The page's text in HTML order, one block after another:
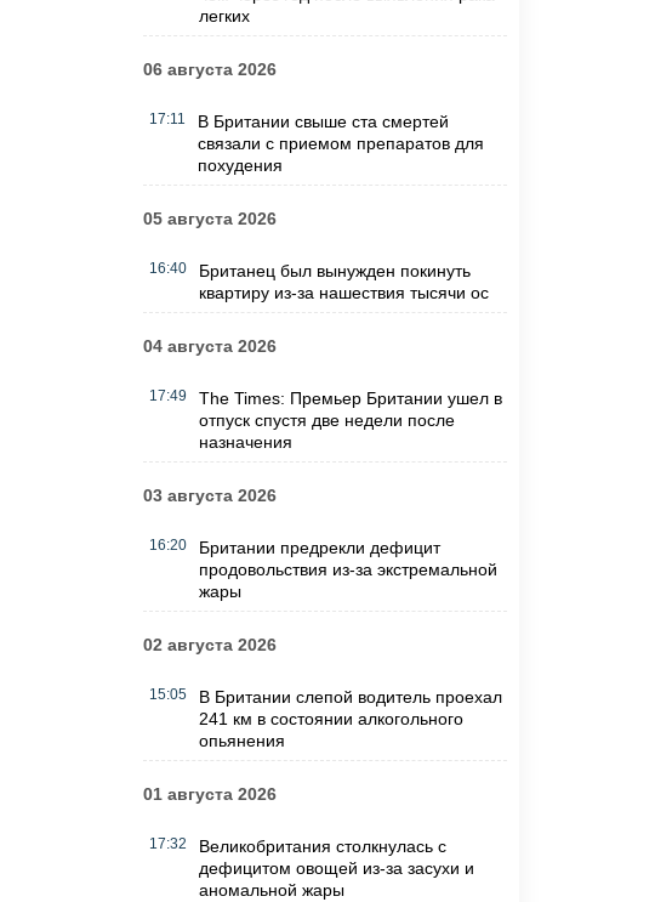
легких
06 августа 2026
17:11
В Британии свыше ста смертей
связали с приемом препаратов для
похудения
05 августа 2026
16:40
Британец был вынужден покинуть
квартиру из-за нашествия тысячи ос
04 августа 2026
17:49
The Times: Премьер Британии ушел в
отпуск спустя две недели после
назначения
03 августа 2026
16:20
Британии предрекли дефицит
продовольствия из-за экстремальной
жары
02 августа 2026
15:05
В Британии слепой водитель проехал
241 км в состоянии алкогольного
опьянения
01 августа 2026
17:32
Великобритания столкнулась с
дефицитом овощей из-за засухи и
аномальной жары